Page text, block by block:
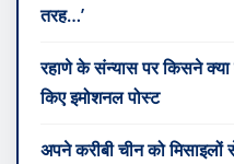
तरह…’
रहाणे के संन्यास पर किसने
किए इमोशनल पोस्ट
अपने करीबी चीन को मिसाइलों